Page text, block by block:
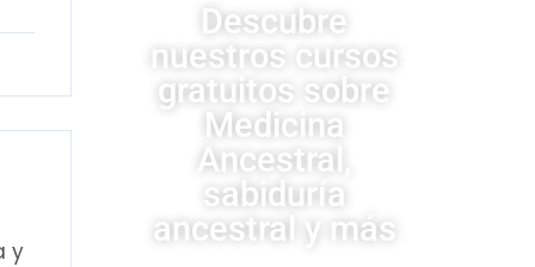
y
Descubre
nuestros cursos
gratuitos sobre
Medicina
Ancestral,
sabiduría
ancestral y más